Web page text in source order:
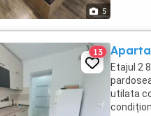
5
13
Etajul 2
utilata